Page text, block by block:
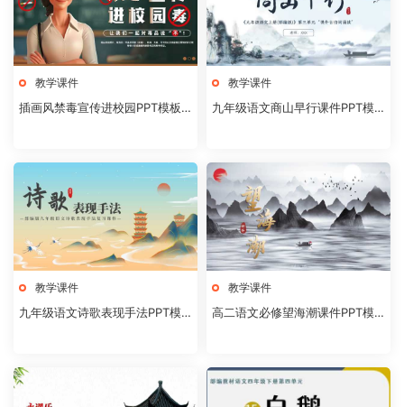
教学课件
插画风禁毒宣传进校园PPT模板2
教学课件
九年级语文商山早行课件PPT模
教学课件
九年级语文诗歌表现手法PPT模
教学课件
高二语文必修望海潮课件PPT模